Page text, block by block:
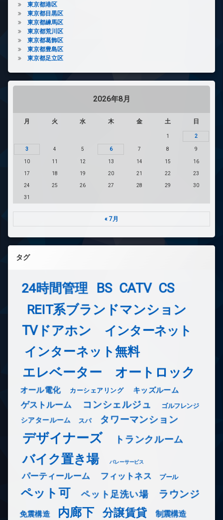
東京都港区
東京都目黒区
東京都練馬区
東京都荒川区
東京都葛飾区
東京都豊島区
東京都足立区
2026年8月
月 火 水 木 金 土 日
1 2
3 4 5 6 7 8 9
10 11 12 13 14 15 16
17 18 19 20 21 22 23
24 25 26 27 28 29 30
31
« 7月
タグ
24時間管理 BS CATV CS
REIT系ブランドマンション
TVドアホン インターネット
インターネット無料
エレベーター オートロック
オール電化 カーシェアリング キッズルーム
ゲストルーム コンシェルジュ ゴルフレンジ
シアタールーム スパ タワーマンション
デザイナーズ トランクルーム
バイク置き場 バレーサービス
パーティールーム フィットネス プール
ペット可 ペット足洗い場 ラウンジ
免震構造 内廊下 分譲賃貸 制震構造